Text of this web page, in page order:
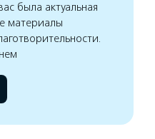
была актуальная
материалы